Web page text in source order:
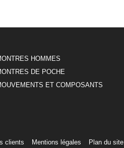
HOMMES
DE POCHE
ET COMPOSANTS
clients Mentions légales Plan du site